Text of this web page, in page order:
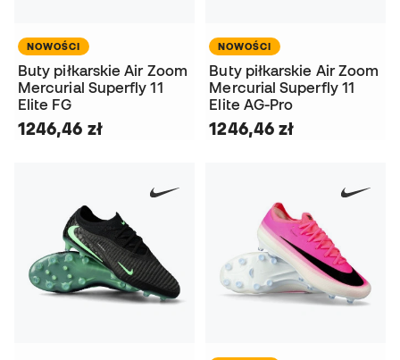
NOWOŚCI
Buty piłkarskie Air Zoom
Mercurial Superfly 11
Elite FG
1246,46 zł
NOWOŚCI
Buty piłkarskie Air Zoom
Mercurial Superfly 11
Elite AG-Pro
1246,46 zł